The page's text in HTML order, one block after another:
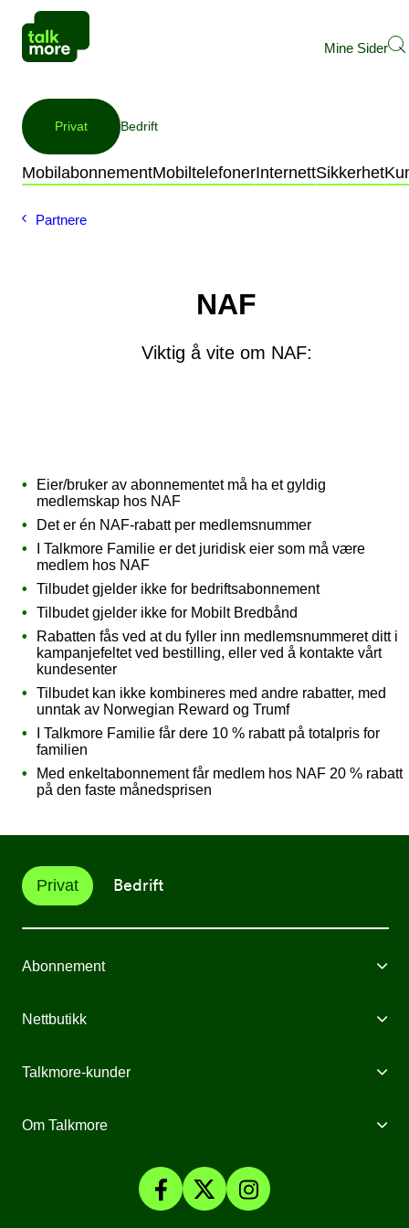
Privat Bedrift
Mine Sider
MobilabonnementMobiltelefonerInternettSikkerhet
Partnere
NAF
Viktig å vite om NAF:
Eier/bruker av abonnementet må ha et gyldig
medlemskap hos NAF
Det er én NAF-rabatt per medlemsnummer
I Talkmore Familie er det juridisk eier som må være
medlem hos NAF
Tilbudet gjelder ikke for bedriftsabonnement
Tilbudet gjelder ikke for Mobilt Bredbånd
Rabatten fås ved at du fyller inn medlemsnummeret ditt i
kampanjefeltet ved bestilling, eller ved å kontakte vårt
kundesenter
Tilbudet kan ikke kombineres med andre rabatter, med
unntak av Norwegian Reward og Trumf
I Talkmore Familie får dere 10 % rabatt på totalpris for
familien
Med enkeltabonnement får medlem hos NAF 20 % rabatt
på den faste månedsprisen
Privat Bedrift
Abonnement
Mobilabonnement
Priser
Nettbutikk
Mobiltelefoner
Talkmore-kunder
Mine Sider
Om Talkmore
Personvern og Cookies